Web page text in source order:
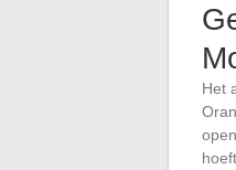
Het